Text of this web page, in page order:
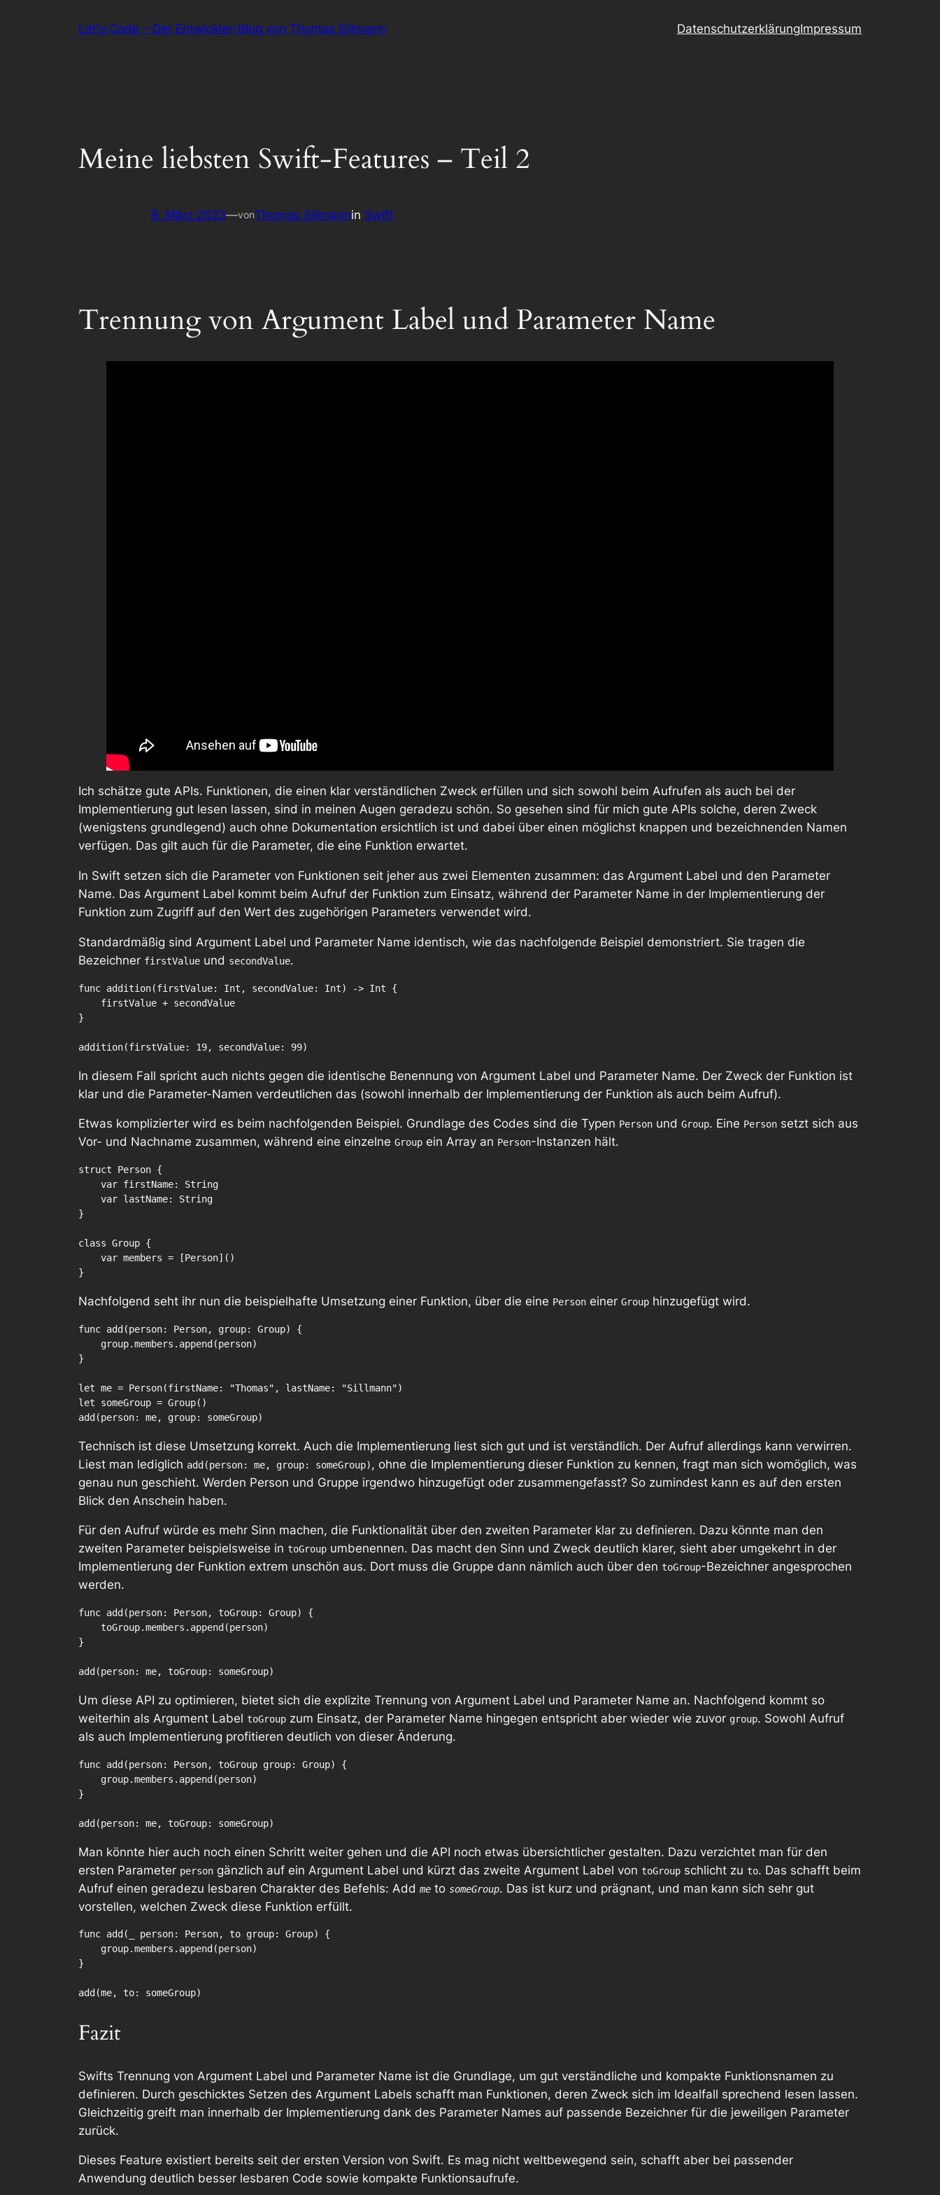
Let's Code – Der Entwickler-Blog von Thomas Sillmann DatenschutzerklärungImpressum
Meine liebsten Swift-Features – Teil 2
8. März 2023—vonThomas Sillmannin Swift
Trennung von Argument Label und Parameter Name
Ich schätze gute APIs. Funktionen, die einen klar verständlichen Zweck erfüllen und sich sowohl beim Aufrufen als auch bei der
Implementierung gut lesen lassen, sind in meinen Augen geradezu schön. So gesehen sind für mich gute APIs solche, deren Zweck
(wenigstens grundlegend) auch ohne Dokumentation ersichtlich ist und dabei über einen möglichst knappen und bezeichnenden Namen
verfügen. Das gilt auch für die Parameter, die eine Funktion erwartet.
In Swift setzen sich die Parameter von Funktionen seit jeher aus zwei Elementen zusammen: das Argument Label und den Parameter
Name. Das Argument Label kommt beim Aufruf der Funktion zum Einsatz, während der Parameter Name in der Implementierung der
Funktion zum Zugriff auf den Wert des zugehörigen Parameters verwendet wird.
Standardmäßig sind Argument Label und Parameter Name identisch, wie das nachfolgende Beispiel demonstriert. Sie tragen die
Bezeichner firstValue und secondValue.
func addition(firstValue: Int, secondValue: Int) -> Int {
}
In diesem Fall spricht auch nichts gegen die identische Benennung von Argument Label und Parameter Name. Der Zweck der Funktion ist
klar und die Parameter-Namen verdeutlichen das (sowohl innerhalb der Implementierung der Funktion als auch beim Aufruf).
Etwas komplizierter wird es beim nachfolgenden Beispiel. Grundlage des Codes sind die Typen Person und Group. Eine Person setzt sich aus
Vor- und Nachname zusammen, während eine einzelne Group ein Array an Person-Instanzen hält.
struct Person {
}
class Group {
Nachfolgend seht ihr nun die beispielhafte Umsetzung einer Funktion, über die eine Person einer Group hinzugefügt wird.
func add(person: Person, group: Group) {
}
let me = Person(firstName: "Thomas", lastName: "Sillmann")
let someGroup = Group()
Technisch ist diese Umsetzung korrekt. Auch die Implementierung liest sich gut und ist verständlich. Der Aufruf allerdings kann verwirren.
Liest man lediglich add(person: me, group: someGroup) , ohne die Implementierung dieser Funktion zu kennen, fragt man sich womöglich, was
genau nun geschieht. Werden Person und Gruppe irgendwo hinzugefügt oder zusammengefasst? So zumindest kann es auf den ersten
Blick den Anschein haben.
Für den Aufruf würde es mehr Sinn machen, die Funktionalität über den zweiten Parameter klar zu definieren. Dazu könnte man den
zweiten Parameter beispielsweise in toGroup umbenennen. Das macht den Sinn und Zweck deutlich klarer, sieht aber umgekehrt in der
Implementierung der Funktion extrem unschön aus. Dort muss die Gruppe dann nämlich auch über den toGroup-Bezeichner angesprochen
werden.
func add(person: Person, toGroup: Group) {
}
Um diese API zu optimieren, bietet sich die explizite Trennung von Argument Label und Parameter Name an. Nachfolgend kommt so
weiterhin als Argument Label toGroup zum Einsatz, der Parameter Name hingegen entspricht aber wieder wie zuvor group. Sowohl Aufruf
als auch Implementierung profitieren deutlich von dieser Änderung.
func add(person: Person, toGroup group: Group) {
}
Man könnte hier auch noch einen Schritt weiter gehen und die API noch etwas übersichtlicher gestalten. Dazu verzichtet man für den
ersten Parameter person gänzlich auf ein Argument Label und kürzt das zweite Argument Label von toGroup schlicht zu to. Das schafft beim
Aufruf einen geradezu lesbaren Charakter des Befehls: Add me to someGroup. Das ist kurz und prägnant, und man kann sich sehr gut
vorstellen, welchen Zweck diese Funktion erfüllt.
func add(_ person: Person, to group: Group) {
}
Fazit
Swifts Trennung von Argument Label und Parameter Name ist die Grundlage, um gut verständliche und kompakte Funktionsnamen zu
definieren. Durch geschicktes Setzen des Argument Labels schafft man Funktionen, deren Zweck sich im Idealfall sprechend lesen lassen.
Gleichzeitig greift man innerhalb der Implementierung dank des Parameter Names auf passende Bezeichner für die jeweiligen Parameter
zurück.
Dieses Feature existiert bereits seit der ersten Version von Swift. Es mag nicht weltbewegend sein, schafft aber bei passender
Anwendung deutlich besser lesbaren Code sowie kompakte Funktionsaufrufe.